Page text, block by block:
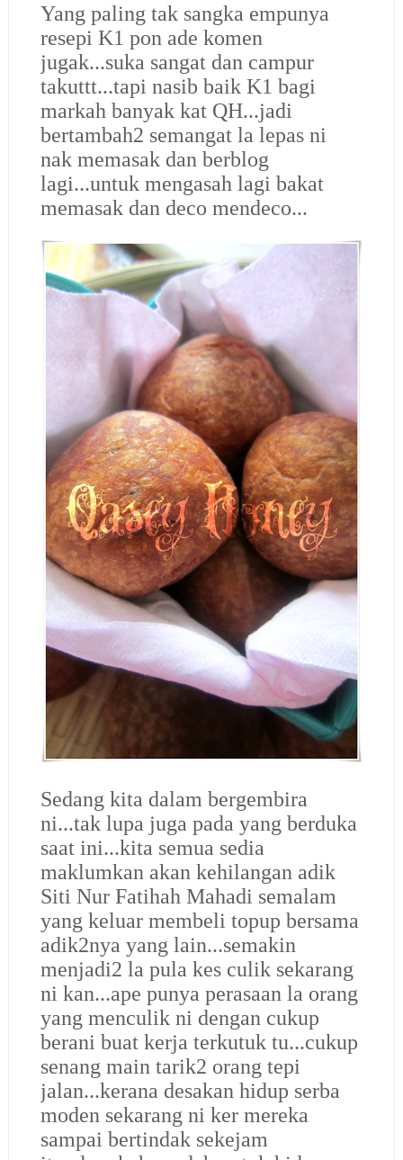
Yang paling tak sangka empunya
resepi K1 pon ade komen
jugak...suka sangat dan campur
takuttt...tapi nasib baik K1 bagi
markah banyak kat QH...jadi
bertambah2 semangat la lepas ni
nak memasak dan berblog
lagi...untuk mengasah lagi bakat
memasak dan deco mendeco...
Sedang kita dalam bergembira
ni...tak lupa juga pada yang berduka
saat ini...kita semua sedia
maklumkan akan kehilangan adik
Siti Nur Fatihah Mahadi semalam
yang keluar membeli topup bersama
adik2nya yang lain...semakin
menjadi2 la pula kes culik sekarang
ni kan...ape punya perasaan la orang
yang menculik ni dengan cukup
berani buat kerja terkutuk tu...cukup
senang main tarik2 orang tepi
jalan...kerana desakan hidup serba
moden sekarang ni ker mereka
sampai bertindak sekejam